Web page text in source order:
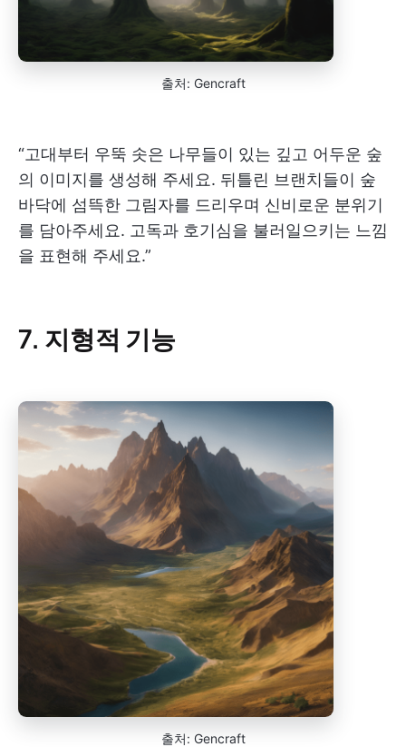
출처: Gencraft
“고대부터 우뚝 솟은 나무들이 있는 깊고 어두운 숲
의 이미지를 생성해 주세요. 뒤틀린 브랜치들이 숲
바닥에 섬뜩한 그림자를 드리우며 신비로운 분위기
를 담아주세요. 고독과 호기심을 불러일으키는 느낌
을 표현해 주세요.”
7. 지형적 기능
출처: Gencraft